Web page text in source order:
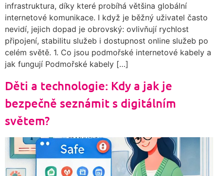
infrastruktura, díky které probíhá většina globální
internetové komunikace. I když je běžný uživatel často
nevidí, jejich dopad je obrovský: ovlivňují rychlost
připojení, stabilitu služeb i dostupnost online služeb po
celém světě. 1. Co jsou podmořské internetové kabely a
jak fungují Podmořské kabely […]
Děti a technologie: Kdy a jak je
bezpečně seznámit s digitálním
světem?